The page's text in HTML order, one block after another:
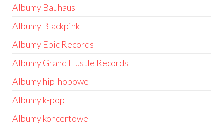
Albumy Bauhaus
Albumy Blackpink
Albumy Epic Records
Albumy Grand Hustle Records
Albumy hip-hopowe
Albumy k-pop
Albumy koncertowe